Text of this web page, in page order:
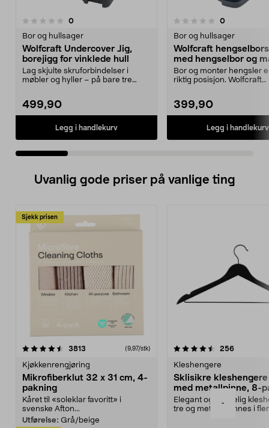
-
0anmeldelser
Bor og hullsager
Wolfcraft Undercover Jig,
borejigg for vinklede hull
Lag skjulte skruforbindelser i
møbler og hyller – på bare tre
499,90
Legg i handlekurv
0.0 av 5 stjerner 0anmeldelser
Bor og hullsager
Wolfcraft
med hengselbor og
deler
Bor og monter hengsler
riktig posisjon. Wolfcraft
399,90
Legg i handlekurv
4.0 av 5 stjerner
Uvanlig gode priser på vanlige ting
Sjekk prisen
3813 anmeldelser(9,97/stk)
Kjøkkenrengjøring
Mikrofiberklut 32 x 31 cm, 4-
pakning
Kåret til «soleklar favoritt» i
svenske Afton...
Utførelse: Grå/beige
4.5av 5 stjerner 256
Kleshengere
Sklisikre
med metallpinne, 8-
Elegant og skikkelig
tre og metall – finnes i
4.5av 5 stjerner